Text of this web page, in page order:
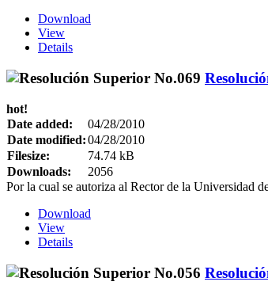
Download
View
Details
hot!
Date added:
04/28/2010
Date modified:04/28/2010
Filesize:
74.74 kB
Downloads:
2056
Por la cual se autoriza al Rector de la Universidad
Download
View
Details